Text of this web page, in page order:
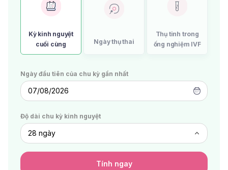
Kỳ kinh nguyệt
cuối cùng
Ngày thụ thai
Thụ tinh trong
ống nghiệm IVF
Ngày đầu tiên của chu kỳ gần nhất
07/08/2026
Độ dài chu kỳ kinh nguyệt
Tính ngay